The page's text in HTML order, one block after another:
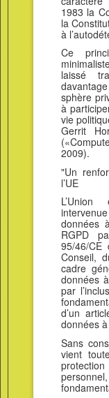
1983 la
la
à
Ce
laissé
sphère
à
vie
Gerrit
2009).
"Un
l’UE
données
RGPD
95/46/
Conseil,
cadre
données
par
d’un
données
Sans
vient